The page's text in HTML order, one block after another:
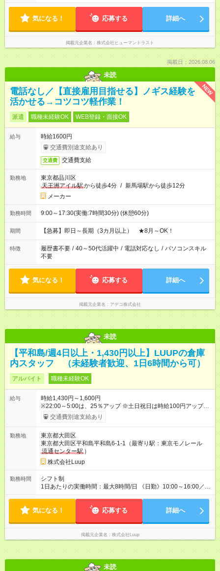
気になる！ 応募する 詳細へ
掲載元企業名 株式会社ヒューマントラスト
掲載日：2026.08.06
未読
NEW
電話なし／【直接雇用目指せる】ノギス経験を
活かせる→コツコツ軽作業！
派遣 職種未経験OK WEB登録・面接OK
給与
時給1600円
交通費別途支給あり
交通費 交通費支給
勤務地
東京都品川区
天王洲アイル駅から徒歩4分 / 新馬場駅から徒歩12分
メーカー
勤務時間 9:00～17:30(実働:7時間30分) (休憩60分)
期間 【急募】即日～長期（3カ月以上） ★8月～OK！
特徴 履歴書不要 / 40～50代活躍中 / 電話対応なし / パソコンスキル
不要
気になる！ 応募する 詳細へ
掲載元企業名 アデコ株式会社
未読
【平和島/週4日以上・1,430円以上】LUUPの倉庫
内スタッフ （未経験者歓迎、1日6時間から可）
アルバイト 職種未経験OK
給与
時給1,430円～1,600円
※22:00～5:00は、25％アップ ※土日祝日は時給100円アップ！
【試用期間】試用期間あり 試用期間の長さ：1ヶ月 雇用形態、
給与は本採用時と同じです。
交通費別途支給あり
勤務地
東京都大田区
東京都大田区平和島平和島6-1-1（最寄り駅：東京モノレール
流通センター駅 ）
株式会社Luup
勤務時間
シフト制
1日あたりの実働時間：最大8時間/日 《日勤》10:00～16:00／
10:00～19:00／14:00～23:00（休憩1時間） 《夜勤》20:00～翌
勤いずれか選択・時間/曜日は相談可
気になる！ 応募する 詳細へ
掲載元企業名 株式会社Luup
未読